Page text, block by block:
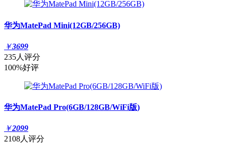
华为MatePad Mini(12GB/256GB)
￥3699
235人评分
100%好评
华为MatePad Pro(6GB/128GB/WiFi版)
￥2099
2108人评分